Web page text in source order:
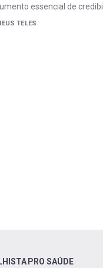
essencial de
TELES
PRO SAÚDE